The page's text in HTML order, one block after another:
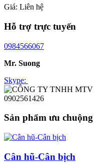
Giá: Liên hệ
Hỗ trợ trực tuyến
0984566067
Mr. Suong
Skype:
0902561426
Sản phẩm ưu chuộng
Cân hũ-Cân bịch